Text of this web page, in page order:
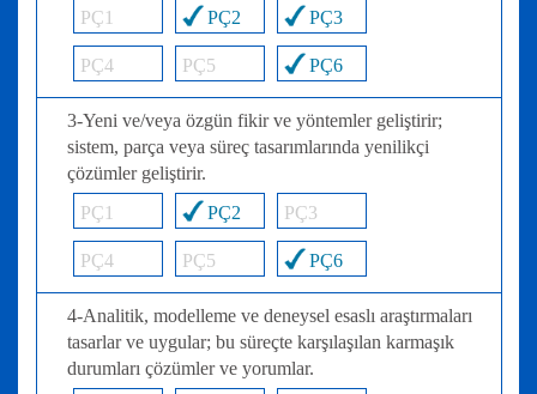
PÇ1
PÇ2 PÇ3
PÇ4 PÇ5 PÇ6
3-Yeni ve/veya özgün fikir ve yöntemler geliştirir;
sistem, parça veya süreç tasarımlarında yenilikçi
çözümler geliştirir.
PÇ1
PÇ2 PÇ3
PÇ4 PÇ5 PÇ6
4-Analitik, modelleme ve deneysel esaslı araştırmaları
tasarlar ve uygular; bu süreçte karşılaşılan karmaşık
durumları çözümler ve yorumlar.